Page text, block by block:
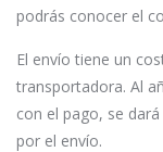
podrás conocer el
El envío tiene un
transportadora. Al
con el pago, se
por el envío.